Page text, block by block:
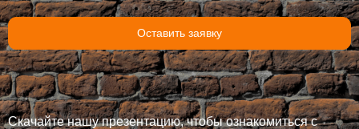
Оставить заявку
Скачайте нашу презентацию, чтобы ознакомиться с